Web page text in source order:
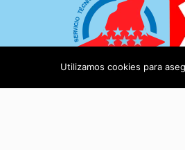
Utilizamos cookies para